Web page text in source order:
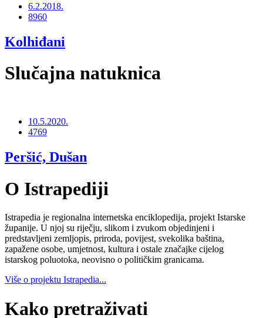
6.2.2018.
8960
Kolhiđani
Slučajna natuknica
10.5.2020.
4769
Peršić, Dušan
O Istrapediji
Istrapedia je regionalna internetska enciklopedija, projekt Istarske
županije. U njoj su riječju, slikom i zvukom objedinjeni i
predstavljeni zemljopis, priroda, povijest, svekolika baština,
zapažene osobe, umjetnost, kultura i ostale značajke cijelog
istarskog poluotoka, neovisno o političkim granicama.
Više o projektu Istrapedia...
Kako pretraživati